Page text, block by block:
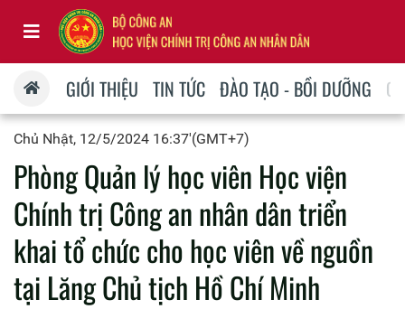
GIỚI THIỆU TIN TỨC ĐÀO TẠO - BỒI DƯỠNG
Chủ Nhật, 12/5/2024 16:37'(GMT+7)
Phòng Quản lý học viên Học viện
Chính trị Công an nhân dân triển
khai tổ chức cho học viên về nguồn
tại Lăng Chủ tịch Hồ Chí Minh